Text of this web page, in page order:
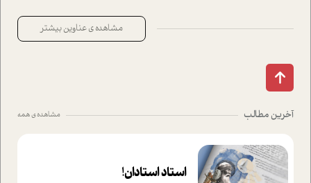
مشاهده ی عناوین بیشتر
آخرین مطالب مشاهده ی همه
استاد استادان!